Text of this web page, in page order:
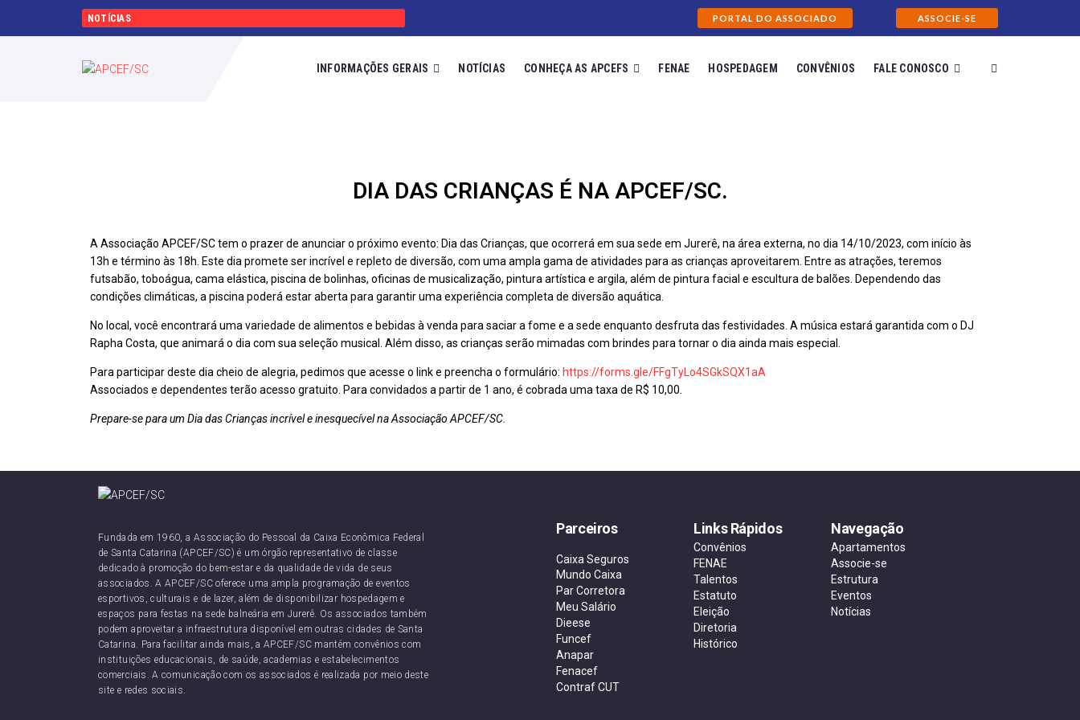
NOTÍCIAS PORTAL DO ASSOCIADO ASSOCIE-SE
INFORMAÇÕES GERAIS NOTÍCIAS CONHEÇA AS APCEFS FENAE HOSPEDAGEM CONVÊNIOS FALE CONOSCO
DIA DAS CRIANÇAS É NA APCEF/SC.
A Associação APCEF/SC tem o prazer de anunciar o próximo evento: Dia das Crianças, que ocorrerá em sua sede em Jurerê, na área externa, no dia 14/10/2023, com início às
13h e término às 18h. Este dia promete ser incrível e repleto de diversão, com uma ampla gama de atividades para as crianças aproveitarem. Entre as atrações, teremos
futsabão, toboágua, cama elástica, piscina de bolinhas, oficinas de musicalização, pintura artística e argila, além de pintura facial e escultura de balões. Dependendo das
condições climáticas, a piscina poderá estar aberta para garantir uma experiência completa de diversão aquática.
No local, você encontrará uma variedade de alimentos e bebidas à venda para saciar a fome e a sede enquanto desfruta das festividades. A música estará garantida com o DJ
Rapha Costa, que animará o dia com sua seleção musical. Além disso, as crianças serão mimadas com brindes para tornar o dia ainda mais especial.
Para participar deste dia cheio de alegria, pedimos que acesse o link e preencha o formulário: https://forms.gle/FFgTyLo4SGkSQX1aA
Associados e dependentes terão acesso gratuito. Para convidados a partir de 1 ano, é cobrada uma taxa de R$ 10,00.
Prepare-se para um Dia das Crianças incrível e inesquecível na Associação APCEF/SC.
Fundada em 1960, a Associação do Pessoal da Caixa Econômica Federal
de Santa Catarina (APCEF/SC) é um órgão representativo de classe
dedicado à promoção do bem-estar e da qualidade de vida de seus
associados. A APCEF/SC oferece uma ampla programação de eventos
esportivos, culturais e de lazer, além de disponibilizar hospedagem e
espaços para festas na sede balneária em Jurerê. Os associados também
podem aproveitar a infraestrutura disponível em outras cidades de Santa
Catarina. Para facilitar ainda mais, a APCEF/SC mantém convênios com
instituições educacionais, de saúde, academias e estabelecimentos
comerciais. A comunicação com os associados é realizada por meio deste
site e redes sociais.
Parceiros
Caixa Seguros
Mundo Caixa
Par Corretora
Meu Salário
Dieese
Funcef
Anapar
Fenacef
Contraf CUT
Links Rápidos
Convênios
FENAE
Talentos
Estatuto
Eleição
Diretoria
Histórico
Navegação
Apartamentos
Associe-se
Estrutura
Eventos
Notícias